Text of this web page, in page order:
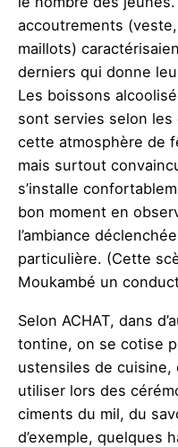
accoutrements
maillots)
derniers qui donne
Les boissons
sont servies selon les
cette atmosphère de
mais surtout
s’installe
bon moment en
l’ambiance
particulière. (Cette
Moukambé un
Selon ACHAT, dans
tontine, on se cotise
ustensiles de cuisine,
utiliser lors des
ciments du mil, du
d’exemple, quelques